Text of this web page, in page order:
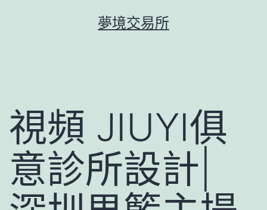
夢境交易所
視頻 JIUYI俱
意診所設計|